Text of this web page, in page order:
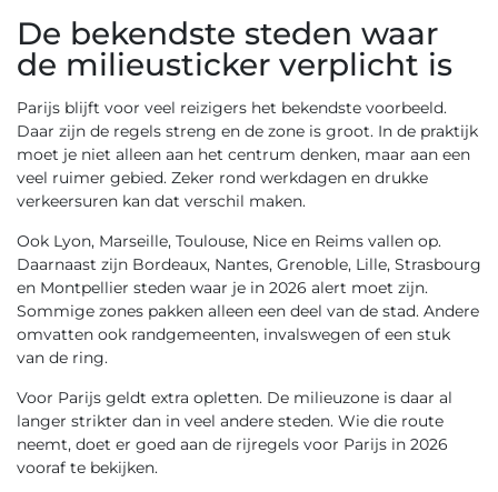
De bekendste steden waar
de milieusticker verplicht is
Parijs blijft voor veel reizigers het bekendste voorbeeld.
Daar zijn de regels streng en de zone is groot. In de praktijk
moet je niet alleen aan het centrum denken, maar aan een
veel ruimer gebied. Zeker rond werkdagen en drukke
verkeersuren kan dat verschil maken.
Ook Lyon, Marseille, Toulouse, Nice en Reims vallen op.
Daarnaast zijn Bordeaux, Nantes, Grenoble, Lille, Strasbourg
en Montpellier steden waar je in 2026 alert moet zijn.
Sommige zones pakken alleen een deel van de stad. Andere
omvatten ook randgemeenten, invalswegen of een stuk
van de ring.
Voor Parijs geldt extra opletten. De milieuzone is daar al
langer strikter dan in veel andere steden. Wie die route
neemt, doet er goed aan de rijregels voor Parijs in 2026
vooraf te bekijken.